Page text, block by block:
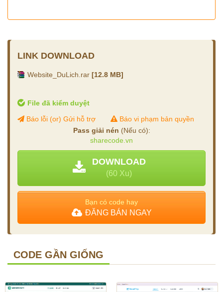
LINK DOWNLOAD
Website_DuLich.rar [12.8 MB]
File đã kiểm duyệt
Báo lỗi (or) Gửi hỗ trợ
Báo vi phạm bản quyền
Pass giải nén (Nếu có):
sharecode.vn
DOWNLOAD
(60 Xu)
Bạn có code hay
ĐĂNG BÁN NGAY
CODE GẦN GIỐNG